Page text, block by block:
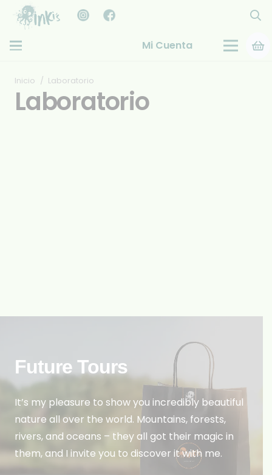
Mi Cuenta
Inicio / Laboratorio
Laboratorio
Future Tours
It’s my pleasure to show you incredibly beautiful
nature all over the world. Mountains, forests,
rivers, and oceans – they all got their magic in
them, and I invite you to discover it with me.